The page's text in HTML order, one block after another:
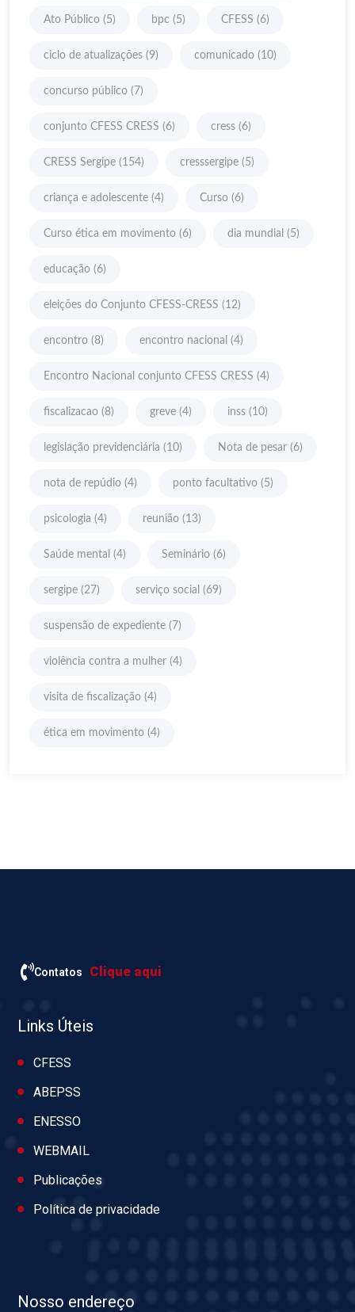
Ato Público (5) bpc (5) CFESS (6)
ciclo de atualizações (9) comunicado (10)
concurso público (7)
conjunto CFESS CRESS (6) cress (6)
CRESS Sergipe (154) cresssergipe (5)
criança e adolescente (4) Curso (6)
Curso ética em movimento (6) dia mundial (5)
educação (6)
eleições do Conjunto CFESS-CRESS (12)
encontro (8) encontro nacional (4)
Encontro Nacional conjunto CFESS CRESS (4)
fiscalizacao (8) greve (4) inss (10)
legislação previdenciária (10) Nota de pesar (6)
nota de repúdio (4) ponto facultativo (5)
psicologia (4) reunião (13)
Saúde mental (4) Seminário (6)
sergipe (27) serviço social (69)
suspensão de expediente (7)
violência contra a mulher (4)
visita de fiscalização (4)
ética em movimento (4)
Contatos Clique aqui
Links Úteis
CFESS
ABEPSS
ENESSO
WEBMAIL
Publicações
Política de privacidade
Nosso endereço